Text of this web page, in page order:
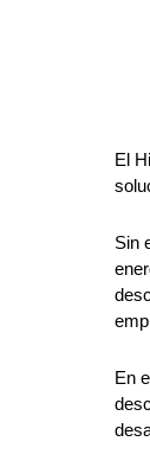
El
Sin
En